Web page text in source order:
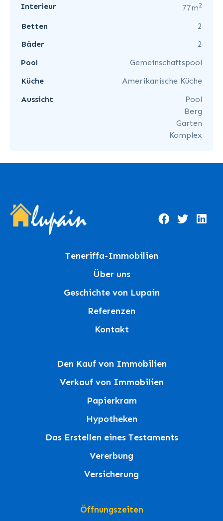
Interieur
77m2
Betten
2
Bäder
2
Pool
Gemeinschaftspool
Küche
Amerikanische Küche
Aussicht
Pool
Berg
Garten
Komplex
Teneriffa-Immobilien
Über uns
Geschichte von Lupain
Referenzen
Kontakt
Den Kauf von Immobilien
Verkauf von Immobilien
Papierkram
Hypotheken
Das Erstellen eines Testaments
Vererbung
Versicherung
Öffnungszeiten